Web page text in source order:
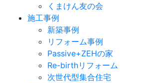
くまけん友の会
施工事例
新築事例
リフォーム事例
Passive+ZEHの家
Re-birthリフォーム
次世代型集合住宅